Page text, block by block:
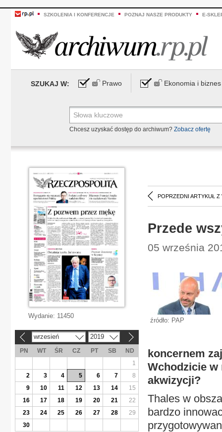
SZKOLENIA I KONFERENCJE POZNAJ NASZE PRODUKTY E-
SZUKAJ W: Prawo Ekonomia i biznes
Chcesz uzyskać dostęp do archiwum? Zobacz ofertę
POPRZEDNI ARTYKUŁ Z
Przede
05 września
źródło: PAP
koncernem
Wchodzicie w
akwizycji?
Thales w
bardzo
Wydanie: 11450
wrzesień 2019
PN WT ŚR CZ PT SB
ND
1
2
3 4 5 6 7
8
9
10 11 12 13 14
15
16
17 18 19 20 21
22
23
24 25 26 27 28
29
30